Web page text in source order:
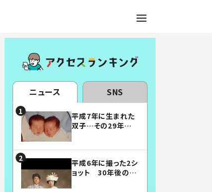
ニュース SNS
平成7年に生まれた
双子…その29年後
平成6年に撮った2シ
ョット 30年後の姿